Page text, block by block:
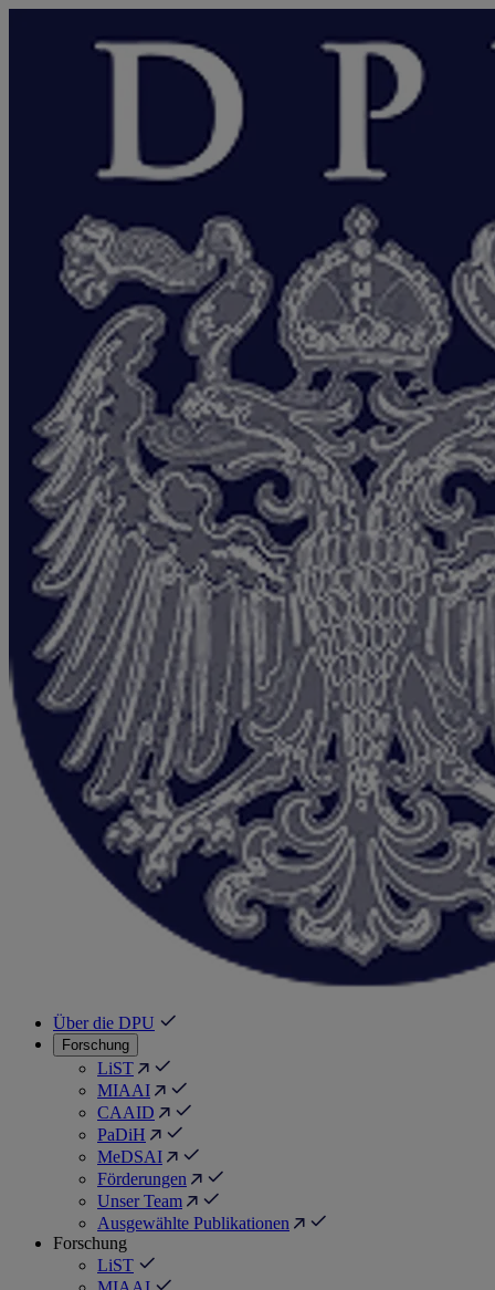
Über die DPU
Forschung
LiST
MIAAI
CAAID
PaDiH
MeDSAI
Förderungen
Unser Team
Ausgewählte Publikationen
Forschung
LiST